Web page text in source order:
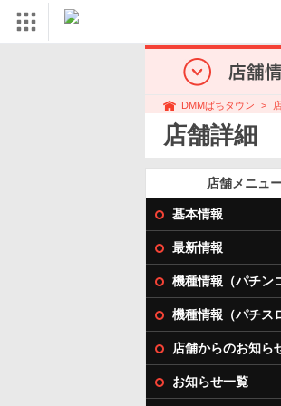
DMMぱちタウン
店舗詳細
店舗メニュ
基本情報
最新情報
機種情報（パチン
機種情報（パチス
店舗からのお知ら
お知らせ一覧